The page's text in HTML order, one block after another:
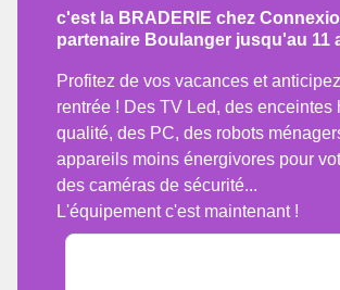
c'est la BRADERIE chez
partenaire Boulanger jusqu'au 11
Profitez de vos vacances et
rentrée ! Des TV Led, des enceintes
qualité, des PC, des robots
appareils moins énergivores pour
des caméras de sécurité...
L'équipement c'est maintenant !